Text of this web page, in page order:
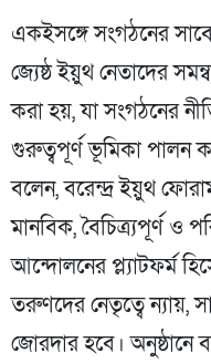
একইসঙ্গে সংগঠনের
জ্যেষ্ঠ ইয়ুথ নেতাদের
করা হয়, যা সংগঠনের
গুরুত্বপূর্ণ ভূমিকা পালন
বলেন, বরেন্দ্র ইয়ুথ
মানবিক, বৈচিত্র্যপূর্ণ ও
আন্দোলনের প্ল্যাটফর্ম
তরুণদের নেতৃত্বে ন্যায়,
জোরদার হবে। অনুষ্ঠানে